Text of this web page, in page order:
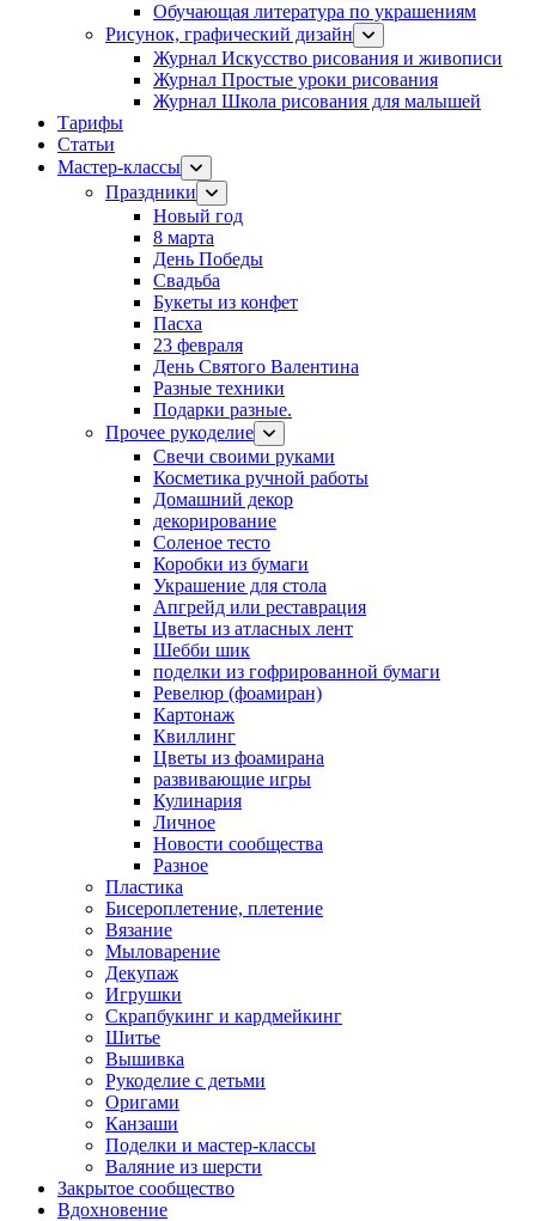
Обучающая литература по украшениям
Рисунок, графический дизайн
Журнал Искусство рисования и живописи
Журнал Простые уроки рисования
Журнал Школа рисования для малышей
Тарифы
Статьи
Мастер-классы
Праздники
Новый год
8 марта
День Победы
Свадьба
Букеты из конфет
Пасха
23 февраля
День Святого Валентина
Разные техники
Подарки разные.
Прочее рукоделие
Свечи своими руками
Косметика ручной работы
Домашний декор
декорирование
Соленое тесто
Коробки из бумаги
Украшение для стола
Апгрейд или реставрация
Цветы из атласных лент
Шебби шик
поделки из гофрированной бумаги
Ревелюр (фоамиран)
Картонаж
Квиллинг
Цветы из фоамирана
развивающие игры
Кулинария
Личное
Новости сообщества
Разное
Пластика
Бисероплетение, плетение
Вязание
Мыловарение
Декупаж
Игрушки
Скрапбукинг и кардмейкинг
Шитье
Вышивка
Рукоделие с детьми
Оригами
Канзаши
Поделки и мастер-классы
Валяние из шерсти
Закрытое сообщество
Вдохновение